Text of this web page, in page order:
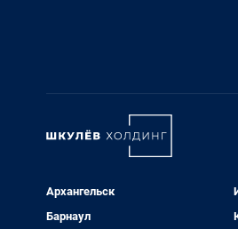
Архангельск
Барнаул